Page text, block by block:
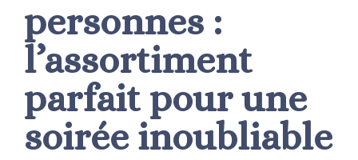
personnes :
l’assortiment
parfait pour une
soirée inoubliable